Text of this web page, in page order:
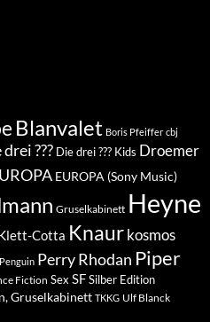
Blanvalet Boris Pfeiffer cbj
??? Die drei ??? Kids Droemer
EUROPA (Sony Music)
Gruselkabinett Heyne
Cotta Knaur kosmos
Penguin Perry Rhodan Piper
Fiction Sex SFSilber Edition
Gruselkabinett TKKG Ulf Blanck